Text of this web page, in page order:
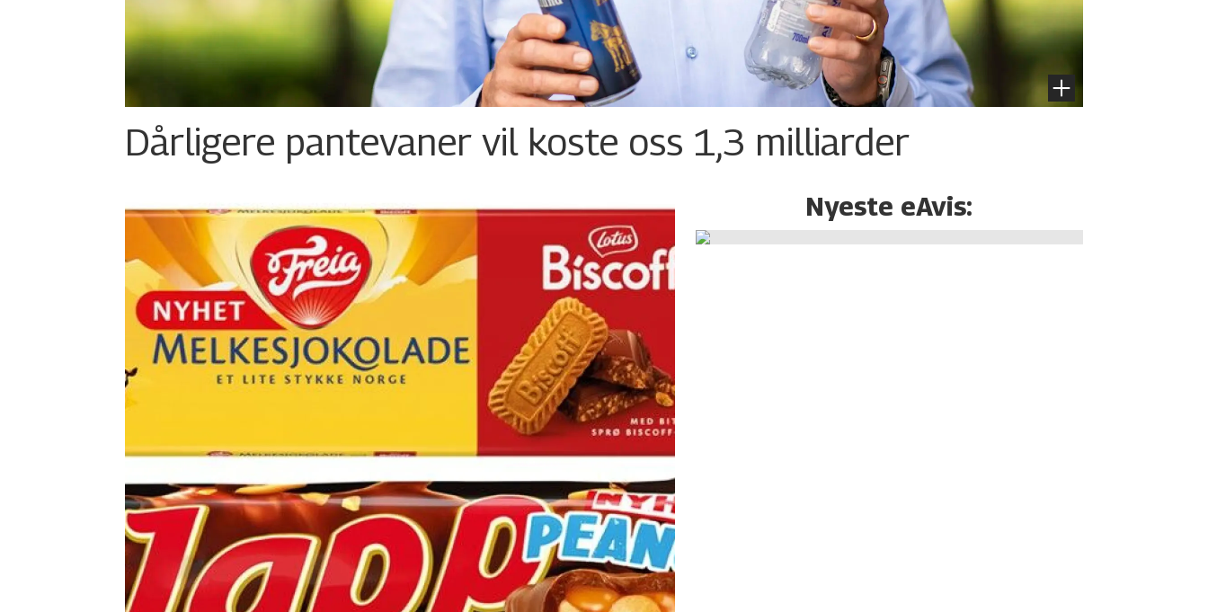
Dårligere pantevaner vil koste oss 1,3 milliarder
Nyeste eAvis: